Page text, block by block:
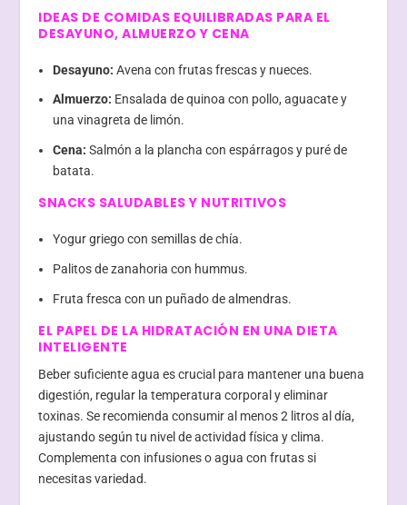
IDEAS DE COMIDAS EQUILIBRADAS PARA EL
DESAYUNO, ALMUERZO Y CENA
Desayuno: Avena con frutas frescas y nueces.
Almuerzo: Ensalada de quinoa con pollo, aguacate y
una vinagreta de limón.
Cena: Salmón a la plancha con espárragos y puré de
batata.
SNACKS SALUDABLES Y NUTRITIVOS
Yogur griego con semillas de chía.
Palitos de zanahoria con hummus.
Fruta fresca con un puñado de almendras.
EL PAPEL DE LA HIDRATACIÓN EN UNA DIETA
INTELIGENTE
Beber suficiente agua es crucial para mantener una buena
digestión, regular la temperatura corporal y eliminar
toxinas. Se recomienda consumir al menos 2 litros al día,
ajustando según tu nivel de actividad física y clima.
Complementa con infusiones o agua con frutas si
necesitas variedad.